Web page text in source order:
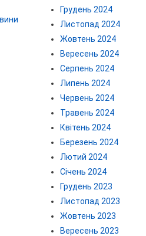
Грудень 2024
Листопад 2024
Жовтень 2024
Вересень 2024
Серпень 2024
Липень 2024
Червень 2024
Травень 2024
Квітень 2024
Березень 2024
Лютий 2024
Січень 2024
Грудень 2023
Листопад 2023
Жовтень 2023
Вересень 2023